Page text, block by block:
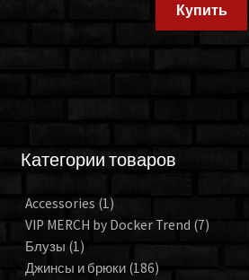
Купить
Категории товаров
Accessories (1)
VIP MERCH by Docker Trend (7)
Блузы (1)
Джинсы и брюки (186)